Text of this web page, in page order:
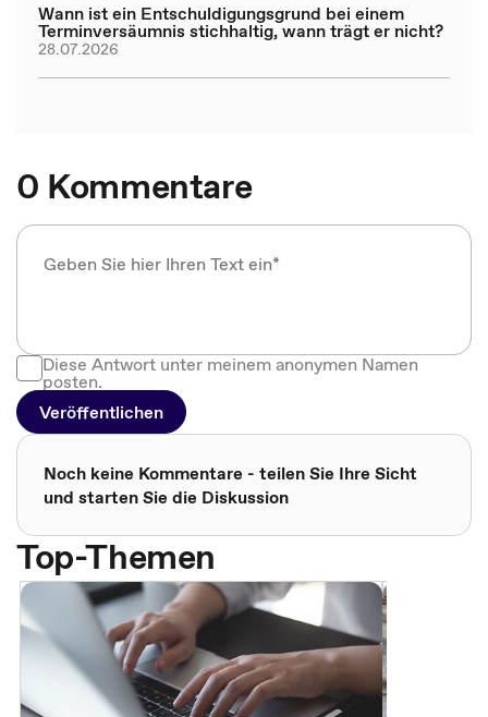
Wann ist ein Entschuldigungsgrund bei einem
Terminversäumnis stichhaltig, wann trägt er nicht?
28.07.2026
0 Kommentare
Diese Antwort unter meinem anonymen Namen
posten.
Veröffentlichen
Noch keine Kommentare - teilen Sie Ihre Sicht
und starten Sie die Diskussion
Top-Themen